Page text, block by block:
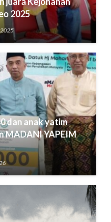
2025
dan anak yatim
MADANI YAPEIM